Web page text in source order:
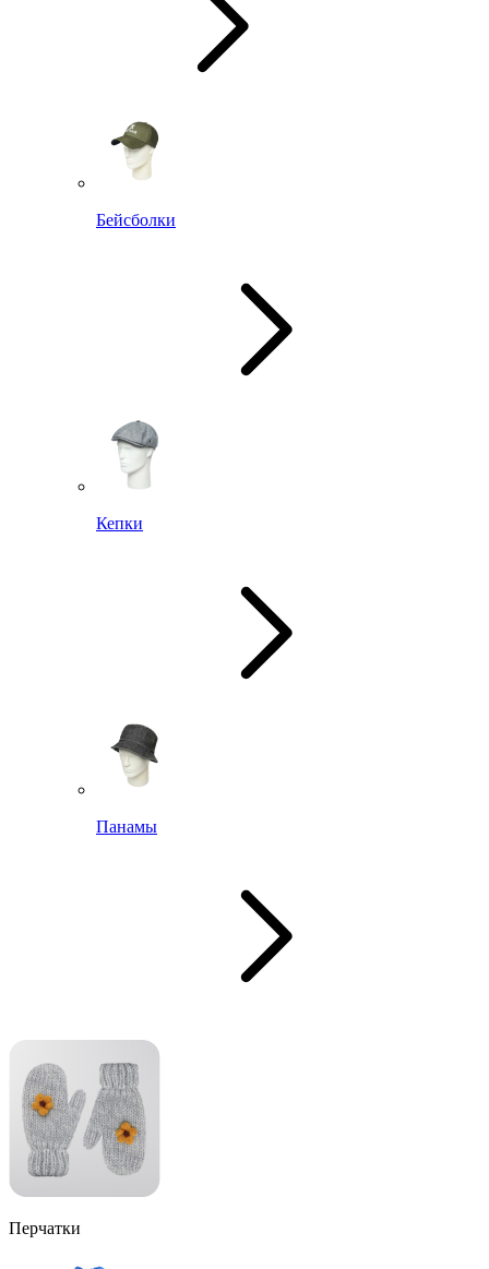
Бейсболки
Кепки
Панамы
Перчатки